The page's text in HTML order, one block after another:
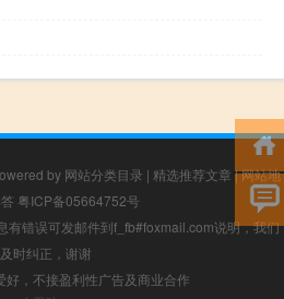
by 网站分类目录 | 精选推荐文章 |网站地
粤ICP备05664752号
有错误可发邮件到f_fb#foxmail.com说明，我们
时纠正，谢谢
好，不接盈利性广告及商业合作